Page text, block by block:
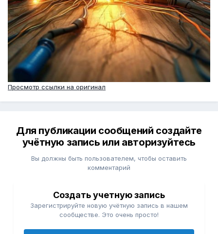
Просмотр ссылки на оригинал
Для публикации сообщений создайте
учётную запись или авторизуйтесь
Вы должны быть пользователем, чтобы оставить
комментарий
Создать учетную запись
Зарегистрируйте новую учётную запись в нашем
сообществе. Это очень просто!